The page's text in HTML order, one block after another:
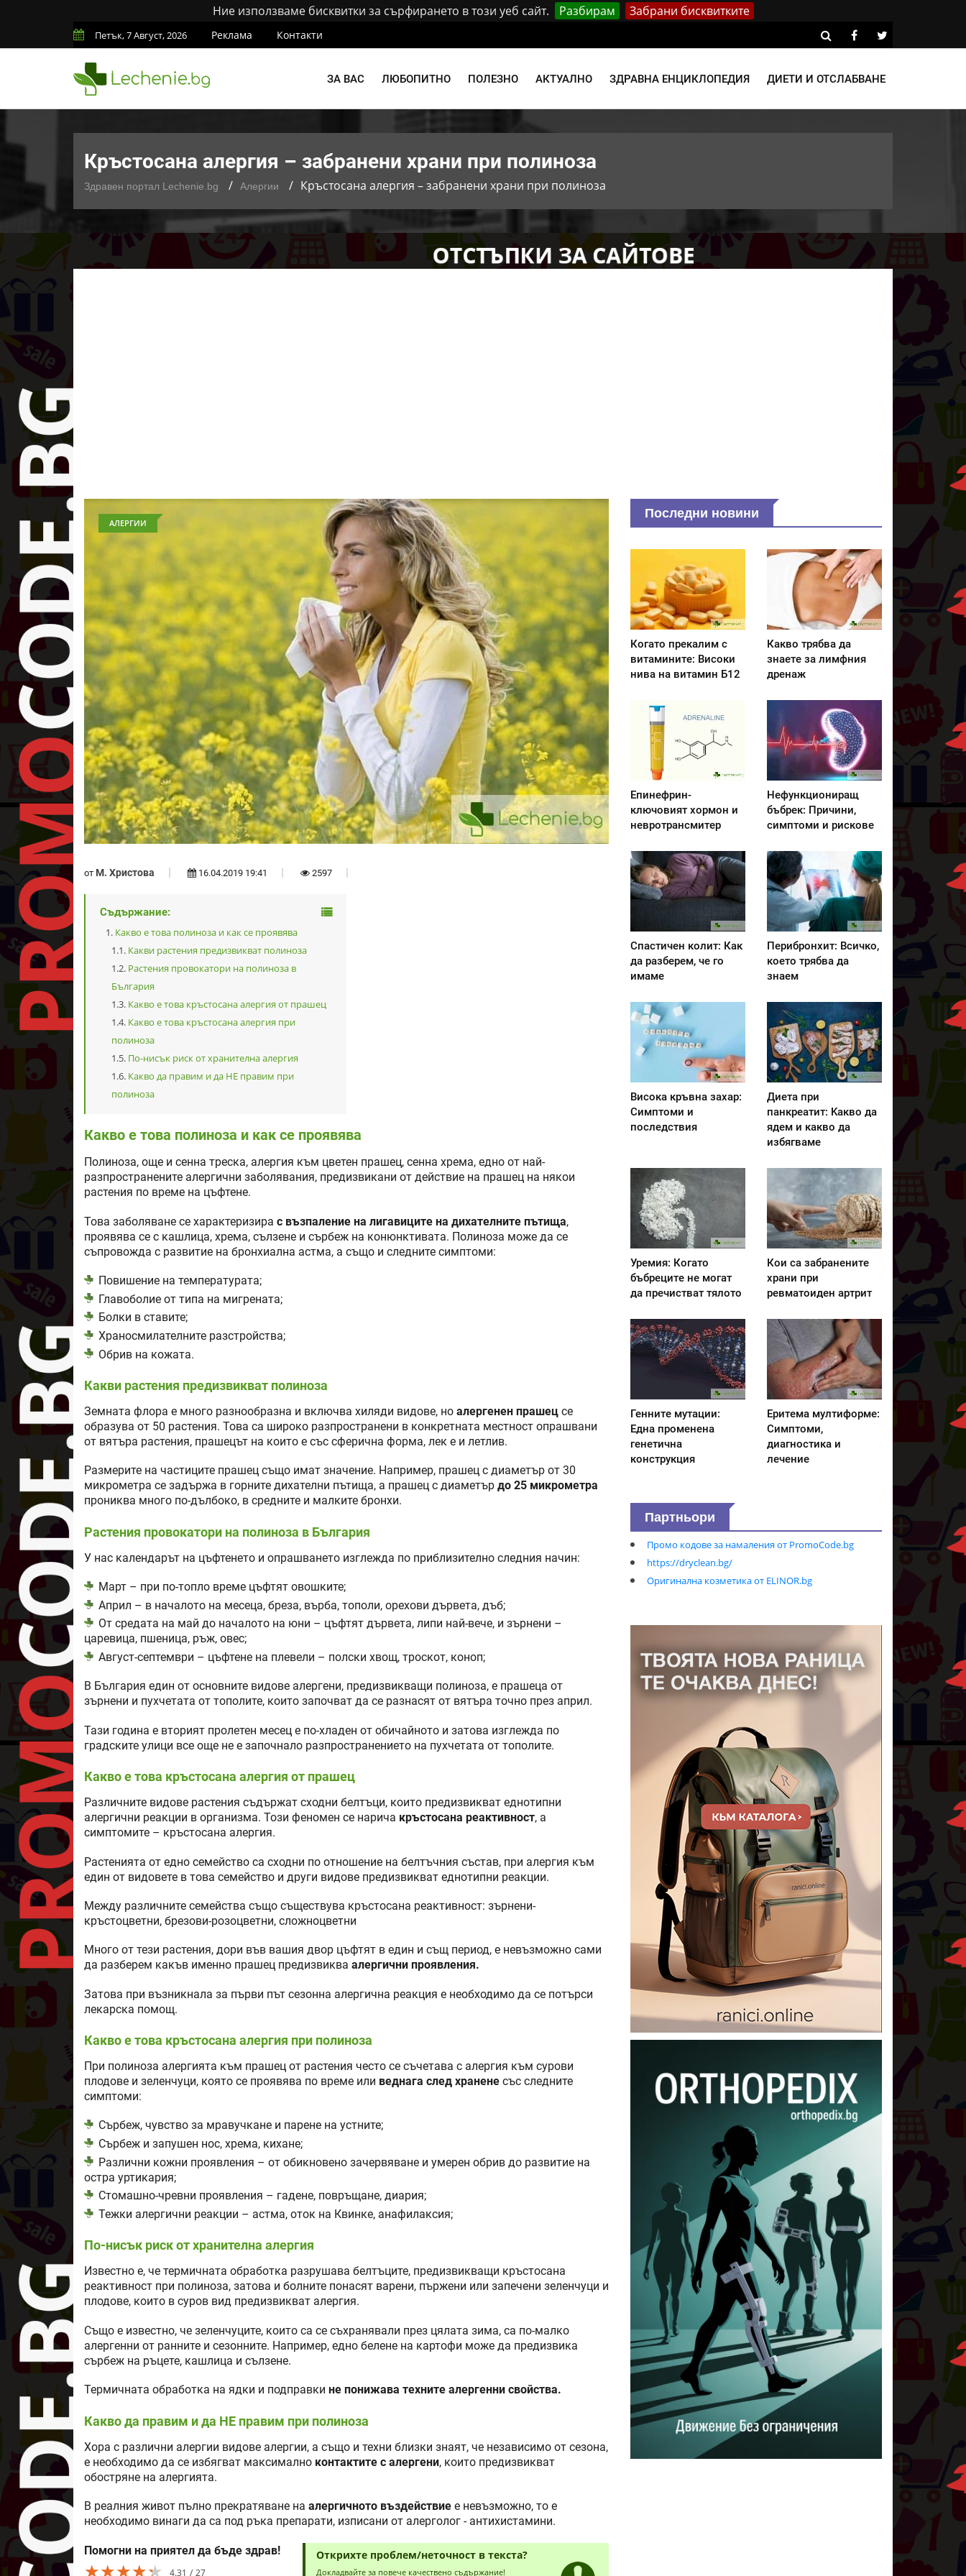
Ние използваме бисквитки за сърфирането в този уеб сайт. Разбирам Забрани бисквитките
Петък, 7 Август, 2026 Реклама Контакти
ЗА ВАС ЛЮБОПИТНО ПОЛЕЗНО АКТУАЛНО ЗДРАВНА ЕНЦИКЛОПЕДИЯ ДИЕТИ И ОТСЛАБВАНЕ
Кръстосана алергия – забранени храни при полиноза
Здравен портал Lechenie.bg Алергии Кръстосана алергия – забранени храни при полиноза
АЛЕРГИИ
от М. Христова 16.04.2019 19:41 2597
Съдържание:
Какво е това полиноза и как се проявява
Какви растения предизвикват полиноза
Растения провокатори на полиноза в
България
Какво е това кръстосана алергия от прашец
Какво е това кръстосана алергия при
полиноза
По-нисък риск от хранителна алергия
Какво да правим и да НЕ правим при
полиноза
Какво е това полиноза и как се проявява
Полиноза, още и сенна треска, алергия към цветен прашец, сенна хрема, едно от най-
разпространените алергични заболявания, предизвикани от действие на прашец на някои
растения по време на цъфтене.
Това заболяване се характеризира с възпаление на лигавиците на дихателните пътища,
проявява се с кашлица, хрема, сълзене и сърбеж на конюнктивата. Полиноза може да се
съпровожда с развитие на бронхиална астма, а също и следните симптоми:
Повишение на температурата;
Главоболие от типа на мигрената;
Болки в ставите;
Храносмилателните разстройства;
Обрив на кожата.
Какви растения предизвикват полиноза
Земната флора е много разнообразна и включва хиляди видове, но алергенен прашец се
образува от 50 растения. Това са широко разпространени в конкретната местност опрашвани
от вятъра растения, прашецът на които е със сферична форма, лек е и летлив.
Размерите на частиците прашец също имат значение. Например, прашец с диаметър от 30
микрометра се задържа в горните дихателни пътища, а прашец с диаметър до 25 микрометра
прониква много по-дълбоко, в средните и малките бронхи.
Растения провокатори на полиноза в България
У нас календарът на цъфтенето и опрашването изглежда по приблизително следния начин:
Март – при по-топло време цъфтят овошките;
Април – в началото на месеца, бреза, върба, тополи, орехови дървета, дъб;
От средата на май до началото на юни – цъфтят дървета, липи най-вече, и зърнени –
царевица, пшеница, ръж, овес;
Август-септември – цъфтене на плевели – полски хвощ, троскот, коноп;
В България един от основните видове алергени, предизвикващи полиноза, е прашеца от
зърнени и пухчетата от тополите, които започват да се разнасят от вятъра точно през април.
Тази година е вторият пролетен месец е по-хладен от обичайното и затова изглежда по
градските улици все още не е започнало разпространението на пухчетата от тополите.
Какво е това кръстосана алергия от прашец
Различните видове растения съдържат сходни белтъци, които предизвикват еднотипни
алергични реакции в организма. Този феномен се нарича кръстосана реактивност, а
симптомите – кръстосана алергия.
Растенията от едно семейство са сходни по отношение на белтъчния състав, при алергия към
един от видовете в това семейство и други видове предизвикват еднотипни реакции.
Между различните семейства също съществува кръстосана реактивност: зърнени-
кръстоцветни, брезови-розоцветни, сложноцветни
Много от тези растения, дори във вашия двор цъфтят в един и същ период, е невъзможно сами
да разберем какъв именно прашец предизвиква алергични проявления.
Затова при възникнала за първи път сезонна алергична реакция е необходимо да се потърси
лекарска помощ.
Какво е това кръстосана алергия при полиноза
При полиноза алергията към прашец от растения често се съчетава с алергия към сурови
плодове и зеленчуци, която се проявява по време или веднага след хранене със следните
симптоми:
Сърбеж, чувство за мравучкане и парене на устните;
Сърбеж и запушен нос, хрема, кихане;
Различни кожни проявления – от обикновено зачервяване и умерен обрив до развитие на
остра уртикария;
Стомашно-чревни проявления – гадене, повръщане, диария;
Тежки алергични реакции – астма, оток на Квинке, анафилаксия;
По-нисък риск от хранителна алергия
Известно е, че термичната обработка разрушава белтъците, предизвикващи кръстосана
реактивност при полиноза, затова и болните понасят варени, пържени или запечени зеленчуци и
плодове, които в суров вид предизвикват алергия.
Също е известно, че зеленчуците, които са се съхранявали през цялата зима, са по-малко
алергенни от ранните и сезонните. Например, едно белене на картофи може да предизвика
сърбеж на ръцете, кашлица и сълзене.
Термичната обработка на ядки и подправки не понижава техните алергенни свойства.
Какво да правим и да НЕ правим при полиноза
Хора с различни алергии видове алергии, а също и техни близки знаят, че независимо от сезона,
е необходимо да се избягват максимално контактите с алергени, които предизвикват
обостряне на алергията.
В реалния живот пълно прекратяване на алергичното въздействие е невъзможно, то е
необходимо винаги да са под ръка препарати, изписани от алерголог - антихистамини.
Помогни на приятел да бъде здрав!
★★★★★
★★★★★
★★★★★ 4.31 27
Открихте проблем/неточност в текста?
Докладвайте за повече качествено съдържание!
Последни новини
Когато прекалим с
витамините: Високи
нива на витамин Б12
Какво трябва да
знаете за лимфния
дренаж
Епинефрин-
ключовият хормон и
невротрансмитер
Нефункциониращ
бъбрек: Причини,
симптоми и рискове
Спастичен колит: Как
да разберем, че го
имаме
Перибронхит: Всичко,
което трябва да
знаем
Висока кръвна захар:
Симптоми и
последствия
Диета при
панкреатит: Kакво да
ядем и какво да
избягваме
Уремия: Когато
бъбреците не могат
да пречистват тялото
Кои са забранените
храни при
ревматоиден артрит
Генните мутации:
Една променена
генетична
конструкция
Еритема мултиформе:
Симптоми,
диагностика и
лечение
Партньори
Промо кодове за намаления от PromoCode.bg
https://dryclean.bg/
Оригинална козметика от ELINOR.bg